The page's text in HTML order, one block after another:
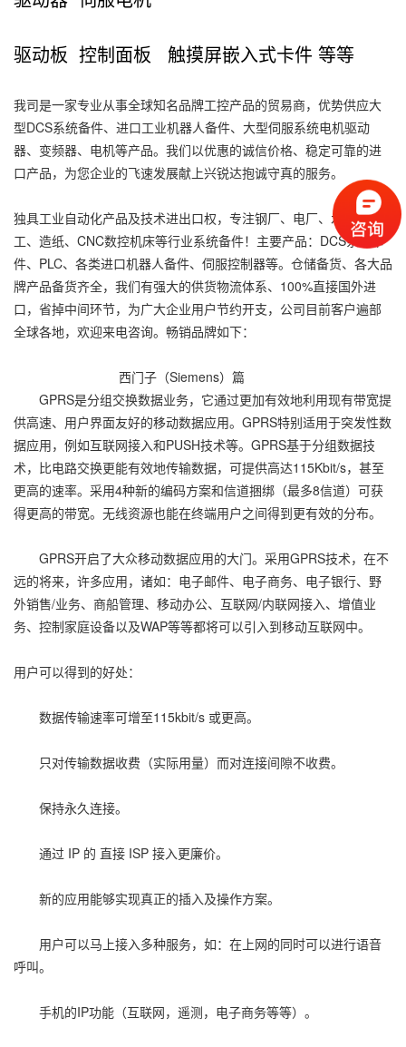
驱动板 控制面板 触摸屏嵌入式卡件 等等
我司是一家专业从事全球知名品牌工控产品的贸易商，优势供应大
型DCS系统备件、进口工业机器人备件、大型伺服系统电机驱动
器、变频器、电机等产品。我们以优惠的诚信价格、稳定可靠的进
口产品，为您企业的飞速发展献上兴锐达抱诚守真的服务。
独具工业自动化产品及技术进出口权，专注钢厂、电厂、水泥、化
工、造纸、CNC数控机床等行业系统备件！主要产品：DCS系统卡
件、PLC、各类进口机器人备件、伺服控制器等。仓储备货、各大品
牌产品备货齐全，我们有强大的供货物流体系、100%直接国外进
口，省掉中间环节，为广大企业用户节约开支，公司目前客户遍部
全球各地，欢迎来电咨询。畅销品牌如下：
西门子（Siemens）篇
GPRS是分组交换数据业务，它通过更加有效地利用现有带宽提
供高速、用户界面友好的移动数据应用。GPRS特别适用于突发性数
据应用，例如互联网接入和PUSH技术等。GPRS基于分组数据技
术，比电路交换更能有效地传输数据，可提供高达115Kbit/s，甚至
更高的速率。采用4种新的编码方案和信道捆绑（最多8信道）可获
得更高的带宽。无线资源也能在终端用户之间得到更有效的分布。
GPRS开启了大众移动数据应用的大门。采用GPRS技术，在不
远的将来，许多应用，诸如：电子邮件、电子商务、电子银行、野
外销售/业务、商船管理、移动办公、互联网/内联网接入、增值业
务、控制家庭设备以及WAP等等都将可以引入到移动互联网中。
用户可以得到的好处：
数据传输速率可增至115kbit/s 或更高。
只对传输数据收费（实际用量）而对连接间隙不收费。
保持永久连接。
通过 IP 的 直接 ISP 接入更廉价。
新的应用能够实现真正的插入及操作方案。
用户可以马上接入多种服务，如：在上网的同时可以进行语音
呼叫。
手机的IP功能（互联网，遥测，电子商务等等）。